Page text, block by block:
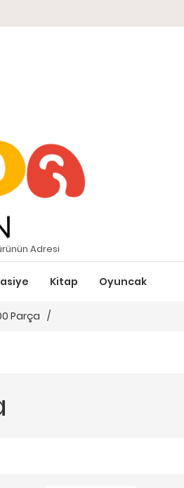
Adresi
Kitap Oyuncak
Parça /